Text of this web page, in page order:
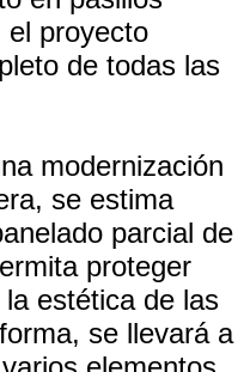
el proyecto
de todas las
modernización
se estima
parcial de
proteger
estética de las
se llevará a